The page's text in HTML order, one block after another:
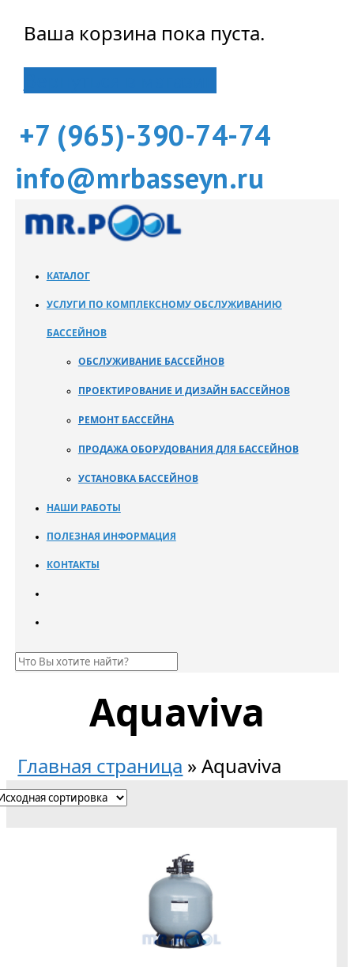
Ваша корзина пока пуста.
+7 (965)-390-74-74
info@mrbasseyn.ru
КАТАЛОГ
УСЛУГИ ПО КОМПЛЕКСНОМУ ОБСЛУЖИВАНИЮ
БАССЕЙНОВ
ОБСЛУЖИВАНИЕ БАССЕЙНОВ
ПРОЕКТИРОВАНИЕ И ДИЗАЙН БАССЕЙНОВ
РЕМОНТ БАССЕЙНА
ПРОДАЖА ОБОРУДОВАНИЯ ДЛЯ БАССЕЙНОВ
УСТАНОВКА БАССЕЙНОВ
НАШИ РАБОТЫ
ПОЛЕЗНАЯ ИНФОРМАЦИЯ
КОНТАКТЫ
Aquaviva
Главная страница »Aquaviva